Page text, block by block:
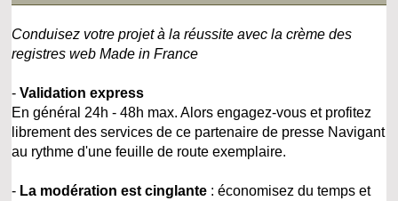
Conduisez votre projet à la réussite avec la crème des
registres web Made in France
-Validation express
En général 24h - 48h max. Alors engagez-vous et profitez
librement des services de ce partenaire de presse Navigant
au rythme d'une feuille de route exemplaire.
- La modération est cinglante : économisez du temps et